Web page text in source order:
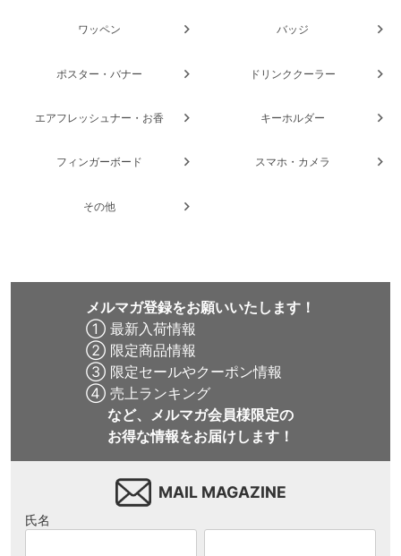
ワッペン バッジ
ポスター・バナー ドリンククーラー
エアフレッシュナー・お香 キーホルダー
フィンガーボード スマホ・カメラ
その他
メルマガ登録をお願いいたします！
① 最新入荷情報
② 限定商品情報
③ 限定セールやクーポン情報
④ 売上ランキング
など、メルマガ会員様限定の
お得な情報をお届けします！
MAIL MAGAZINE
氏名